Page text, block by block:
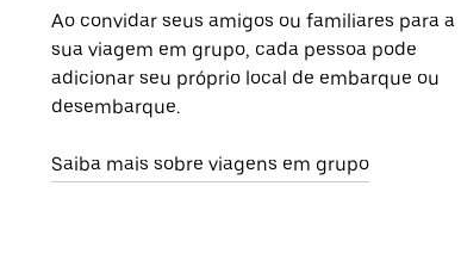
Ao convidar seus amigos ou familiares para a
sua viagem em grupo, cada pessoa pode
adicionar seu próprio local de embarque ou
desembarque.
Saiba mais sobre viagens em grupo